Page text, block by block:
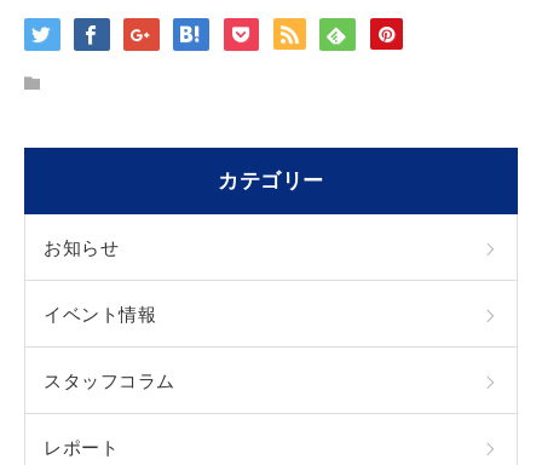
カテゴリー
お知らせ
イベント情報
スタッフコラム
レポート